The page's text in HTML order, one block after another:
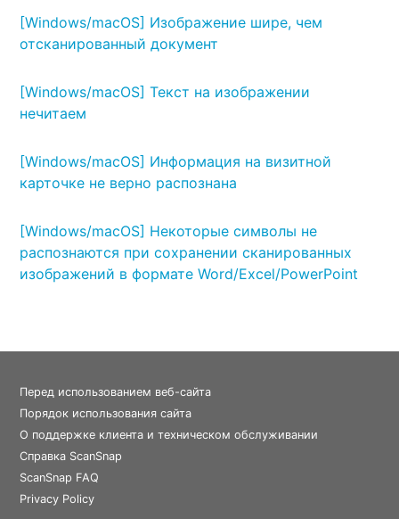
[Windows/macOS] Изображение шире, чем
отсканированный документ
[Windows/macOS] Текст на изображении
нечитаем
[Windows/macOS] Информация на визитной
карточке не верно распознана
[Windows/macOS] Некоторые символы не
распознаются при сохранении сканированных
изображений в формате Word/Excel/PowerPoint
Перед использованием веб-сайта
Порядок использования сайта
О поддержке клиента и техническом обслуживании
Справка ScanSnap
ScanSnap FAQ
Privacy Policy